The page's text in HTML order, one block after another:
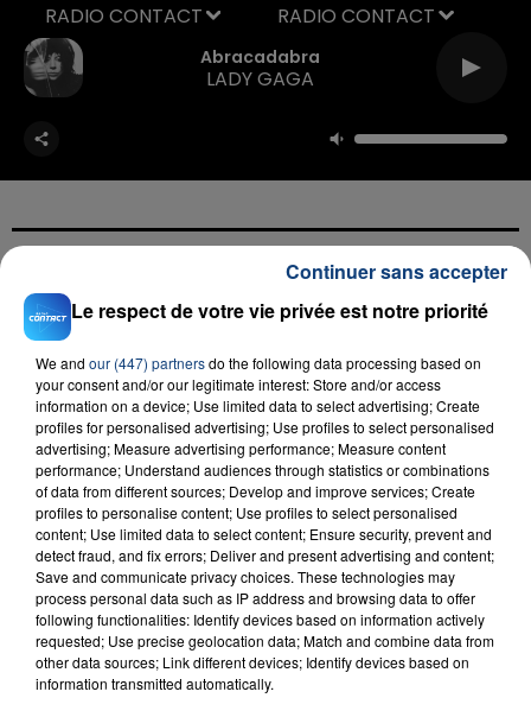
Abracadabra
LADY GAGA
RADIO CONTACT
FIL D'ACTU
23 juillet 2026
INCENDIE MORTEL À LENS : UNE FEMME ET
SON BÉBÉ ENTRE LA VIE ET LA...
Un homme s'est immolé par le feu après avoir
aspergé sa compagne et leur bébé de trois mois
d'un liquide inflammable.
Le respect de votre vie privée est notre priorité
We and our (447) partnersdo the following data processing based on
your consent and/or our legitimate interest: Store and/or access
information on a device; Use limited data to select advertising; Create
profiles for personalised advertising; Use profiles to select personalised
advertising; Measure advertising performance; Measure content
performance; Understand audiences through statistics or combinations
of data from different sources; Develop and improve services; Create
profiles to personalise content; Use profiles to select personalised
content; Use limited data to select content; Ensure security, prevent and
detect fraud, and fix errors; Deliver and present advertising and content;
Save and communicate privacy choices. These technologies may
process personal data such as IP address and browsing data to offer
following functionalities: Identify devices based on information actively
requested; Use precise geolocation data; Match and combine data from
other data sources; Link different devices; Identify devices based on
information transmitted automatically.
Continuer sans accepter